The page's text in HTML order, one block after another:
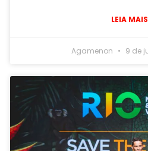
LEIA
Agamenon 9 de